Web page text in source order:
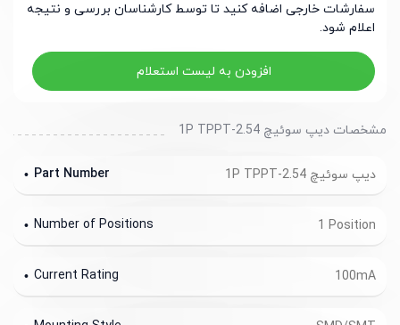
سفارشات خارجی اضافه کنید تا توسط کارشناسان بررسی و نتیجه
اعلام شود.
افزودن به لیست استعلام
مشخصات دیپ سوئیچ 2.54-1P TPPT
دیپ سوئیچ 2.54-1P TPPT Part Number
1 Position
Number of Positions
100mA
Current Rating